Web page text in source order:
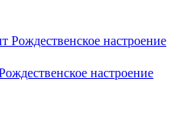
настроение